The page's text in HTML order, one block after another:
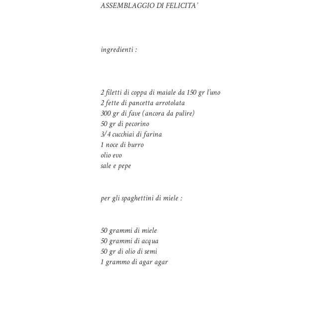
ASSEMBLAGGIO DI FELICITA’
ingredienti :
2 filetti di coppa di maiale da 150 gr l’uno
2 fette di pancetta arrotolata
300 gr di fave (ancora da pulire)
50 gr di pecorino
3/4 cucchiai di farina
1 noce di burro
olio evo
sale e pepe
per gli spaghettini di miele :
50 grammi di miele
50 grammi di acqua
50 gr di olio di semi
1 grammo di agar agar